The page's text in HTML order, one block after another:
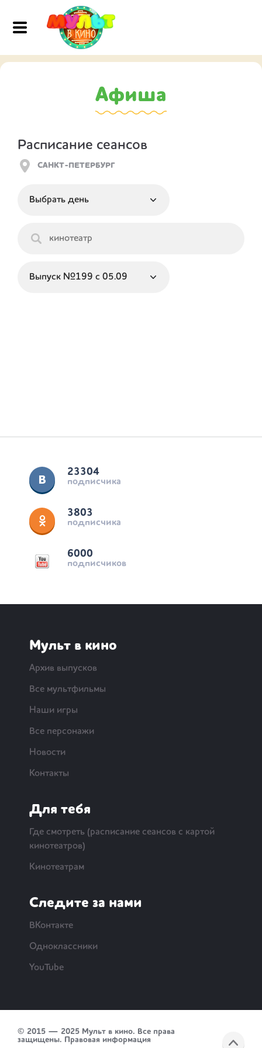
Афиша
Расписание сеансов
23304
подписчика
3803
подписчика
6000
подписчиков
Мульт в кино
Архив выпусков
Все мультфильмы
Наши игры
Все персонажи
Новости
Контакты
Для тебя
Где смотреть (расписание сеансов с картой
кинотеатров)
Кинотеатрам
Следите за нами
ВКонтакте
Одноклассники
YouTube
© 2015 — 2025 Мульт в кино. Все права
защищены. Правовая информация